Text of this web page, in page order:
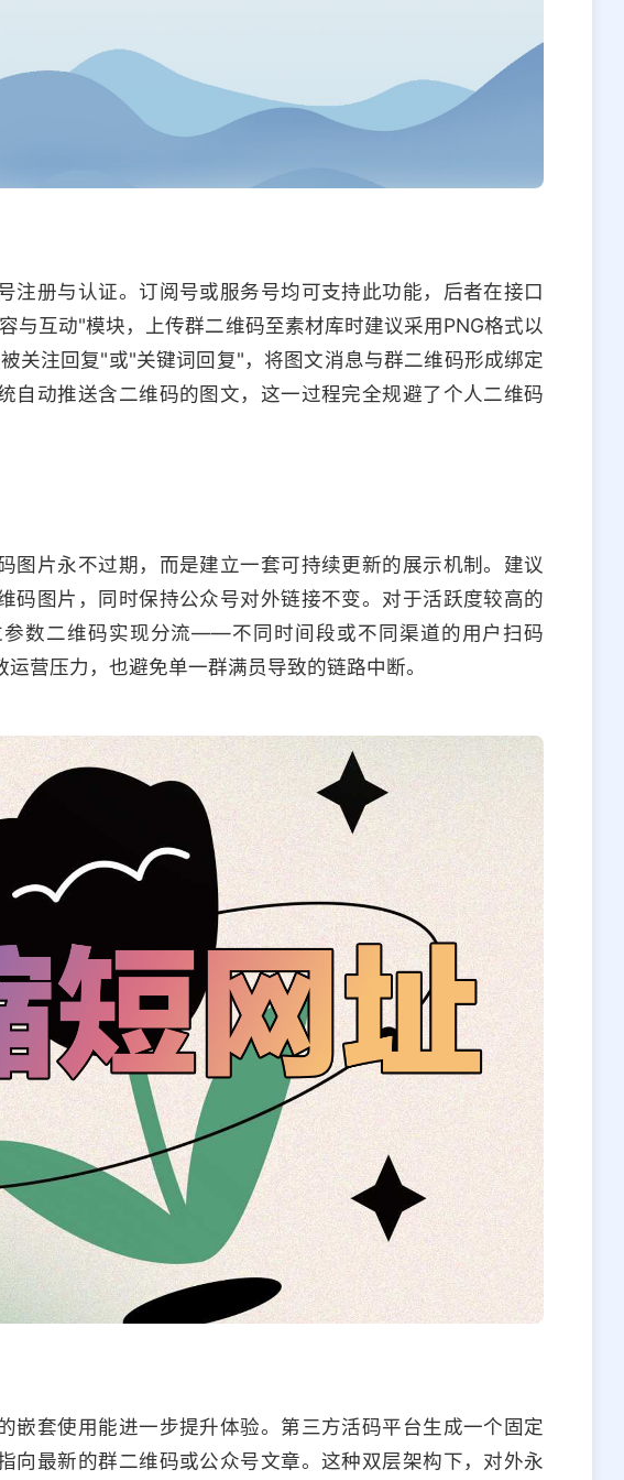
注册与认证。订阅号或服务号均可支持此功能，后者在接口
与互动"模块，上传群二维码至素材库时建议采用PNG格式以
关注回复"或"关键词回复"，将图文消息与群二维码形成绑定
自动推送含二维码的图文，这一过程完全规避了个人二维码
图片永不过期，而是建立一套可持续更新的展示机制。建议
码图片，同时保持公众号对外链接不变。对于活跃度较高的
数二维码实现分流——不同时间段或不同渠道的用户扫码
营压力，也避免单一群满员导致的链路中断。
嵌套使用能进一步提升体验。第三方活码平台生成一个固定
向最新的群二维码或公众号文章。这种双层架构下，对外永